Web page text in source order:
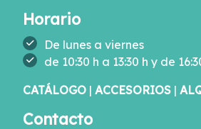
Horario
De lunes a viernes
de 10:30 h a 13:30 h y de
CATÁLOGO | ACCESORIOS |
Contacto